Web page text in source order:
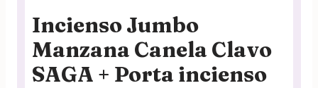
Incienso Jumbo
Manzana Canela Clavo
SAGA + Porta incienso